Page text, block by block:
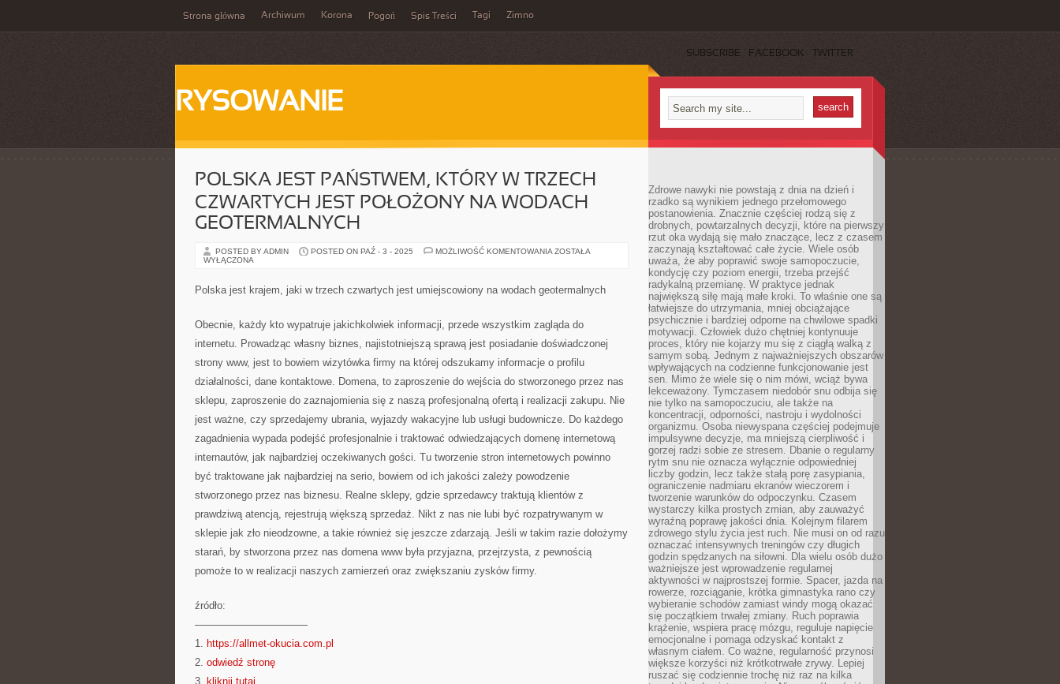
Strona główna Archiwum Korona Pogoń Spis Treści Tagi Zimno
SUBSCRIBE FACEBOOK TWITTER
RYSOWANIE
POLSKA JEST PAŃSTWEM, KTÓRY W TRZECH
CZWARTYCH JEST POŁOŻONY NA WODACH
GEOTERMALNYCH
POSTED BY ADMIN POSTED ON PAŹ - 3 - 2025 MOŻLIWOŚĆ KOMENTOWANIA POLSKA
W
TRZECH
POŁOŻONY
NA
GEOTERMALNYCH
ZOSTAŁA
WYŁĄCZONA
Polska jest krajem, jaki w trzech czwartych jest umiejscowiony na wodach geotermalnych
Obecnie, każdy kto wypatruje jakichkolwiek informacji, przede wszystkim zagląda do
internetu. Prowadząc własny biznes, najistotniejszą sprawą jest posiadanie doświadczonej
strony www, jest to bowiem wizytówka firmy na której odszukamy informacje o profilu
działalności, dane kontaktowe. Domena, to zaproszenie do wejścia do stworzonego przez nas
sklepu, zaproszenie do zaznajomienia się z naszą profesjonalną ofertą i realizacji zakupu. Nie
jest ważne, czy sprzedajemy ubrania, wyjazdy wakacyjne lub usługi budownicze. Do każdego
zagadnienia wypada podejść profesjonalnie i traktować odwiedzających domenę internetową
internautów, jak najbardziej oczekiwanych gości. Tu tworzenie stron internetowych powinno
być traktowane jak najbardziej na serio, bowiem od ich jakości zależy powodzenie
stworzonego przez nas biznesu. Realne sklepy, gdzie sprzedawcy traktują klientów z
prawdziwą atencją, rejestrują większą sprzedaż. Nikt z nas nie lubi być rozpatrywanym w
sklepie jak zło nieodzowne, a takie również się jeszcze zdarzają. Jeśli w takim razie dołożymy
starań, by stworzona przez nas domena www była przyjazna, przejrzysta, z pewnością
pomoże to w realizacji naszych zamierzeń oraz zwiększaniu zysków firmy.
źródło:
———————————
1. https://allmet-okucia.com.pl
2. odwiedź stronę
3. kliknij tutaj
Zdrowe nawyki nie powstają z dnia na dzień i
rzadko są wynikiem jednego przełomowego
postanowienia. Znacznie częściej rodzą się z
drobnych, powtarzalnych decyzji, które na pierwszy
rzut oka wydają się mało znaczące, lecz z czasem
zaczynają kształtować całe życie. Wiele osób
uważa, że aby poprawić swoje samopoczucie,
kondycję czy poziom energii, trzeba przejść
radykalną przemianę. W praktyce jednak
największą siłę mają małe kroki. To właśnie one są
łatwiejsze do utrzymania, mniej obciążające
psychicznie i bardziej odporne na chwilowe spadki
motywacji. Człowiek dużo chętniej kontynuuje
proces, który nie kojarzy mu się z ciągłą walką z
samym sobą. Jednym z najważniejszych obszarów
wpływających na codzienne funkcjonowanie jest
sen. Mimo że wiele się o nim mówi, wciąż bywa
lekceważony. Tymczasem niedobór snu odbija się
nie tylko na samopoczuciu, ale także na
koncentracji, odporności, nastroju i wydolności
organizmu. Osoba niewyspana częściej podejmuje
impulsywne decyzje, ma mniejszą cierpliwość i
gorzej radzi sobie ze stresem. Dbanie o regularny
rytm snu nie oznacza wyłącznie odpowiedniej
liczby godzin, lecz także stałą porę zasypiania,
ograniczenie nadmiaru ekranów wieczorem i
tworzenie warunków do odpoczynku. Czasem
wystarczy kilka prostych zmian, aby zauważyć
wyraźną poprawę jakości dnia. Kolejnym filarem
zdrowego stylu życia jest ruch. Nie musi on od razu
oznaczać intensywnych treningów czy długich
godzin spędzanych na siłowni. Dla wielu osób dużo
ważniejsze jest wprowadzenie regularnej
aktywności w najprostszej formie. Spacer, jazda na
rowerze, rozciąganie, krótka gimnastyka rano czy
wybieranie schodów zamiast windy mogą okazać
się początkiem trwałej zmiany. Ruch poprawia
krążenie, wspiera pracę mózgu, reguluje napięcie
emocjonalne i pomaga odzyskać kontakt z
własnym ciałem. Co ważne, regularność przynosi
większe korzyści niż krótkotrwałe zrywy. Lepiej
ruszać się codziennie trochę niż raz na kilka